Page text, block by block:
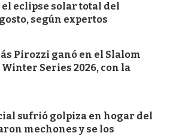
eclipse solar total del
según expertos
Pirozzi ganó en el Slalom
Series 2026, con la
sufrió golpiza en hogar del
mechones y se los